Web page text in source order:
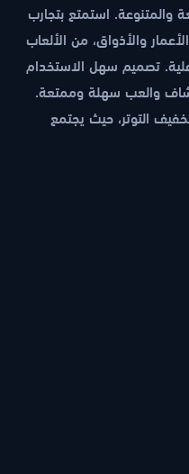
استمتع بتجارب
والأذواق، من الألعاب
تصميم سهل الاستخدام
والعب سهلة وممتعة.
التوتر، حيث يجتمع